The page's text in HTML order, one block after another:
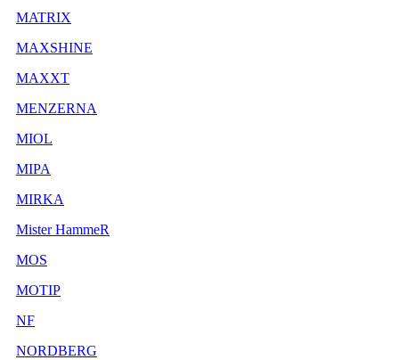
MATRIX
MAXSHINE
MAXXT
MENZERNA
MIOL
MIPA
MIRKA
Mister HammeR
MOS
MOTIP
NF
NORDBERG